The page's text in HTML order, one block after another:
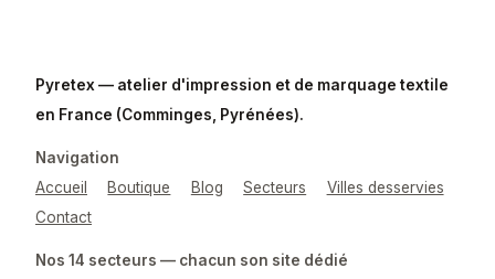
Pyretex — atelier d'impression et de marquage textile
en France (Comminges, Pyrénées).
Navigation
Accueil
Boutique Blog Secteurs
Villes desservies
Contact
Nos 14 secteurs — chacun son site dédié